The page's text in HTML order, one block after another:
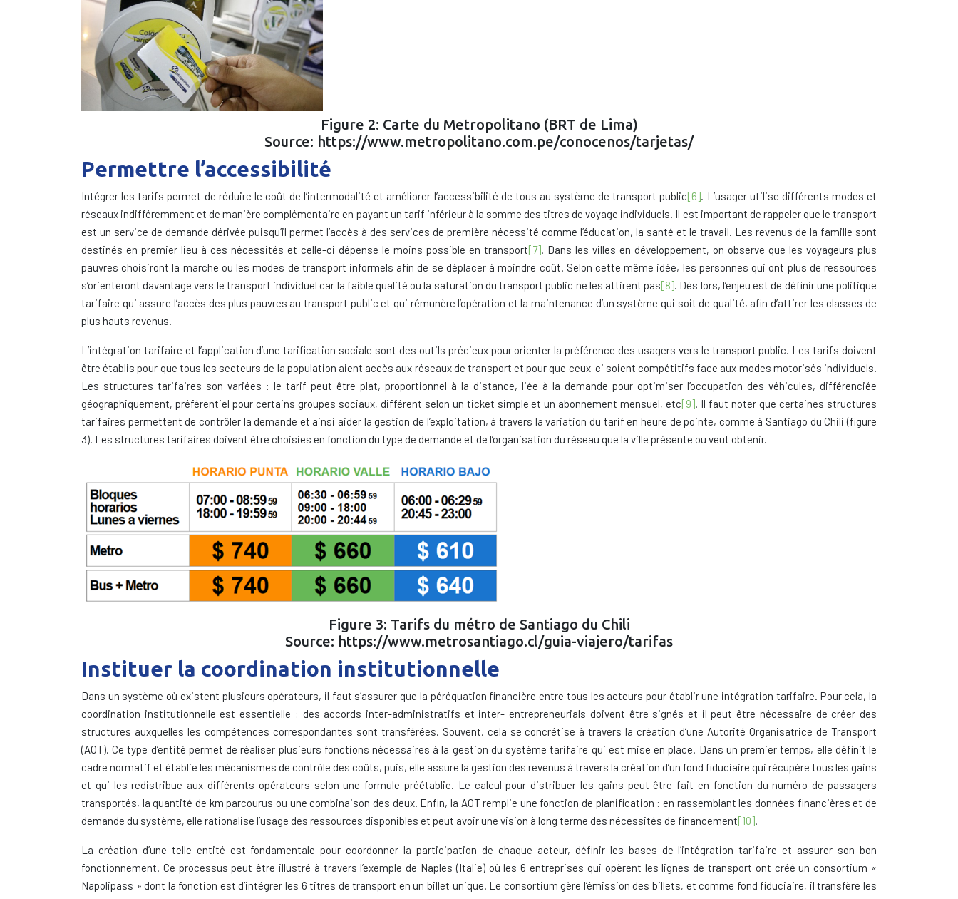
Figure 2: Carte du Metropolitano (BRT de Lima)
Source: https://www.metropolitano.com.pe/conocenos/tarjetas/
Permettre l’accessibilité
Intégrer les tarifs permet de réduire le coût de l’intermodalité et améliorer l’accessibilité de tous au système de transport public[6]. L’usager utilise différents modes et
réseaux indifféremment et de manière complémentaire en payant un tarif inférieur à la somme des titres de voyage individuels. Il est important de rappeler que le transport
est un service de demande dérivée puisqu’il permet l’accès à des services de première nécessité comme l’éducation, la santé et le travail. Les revenus de la famille sont
destinés en premier lieu à ces nécessités et celle-ci dépense le moins possible en transport[7]. Dans les villes en développement, on observe que les voyageurs plus
pauvres choisiront la marche ou les modes de transport informels afin de se déplacer à moindre coût. Selon cette même idée, les personnes qui ont plus de ressources
s’orienteront davantage vers le transport individuel car la faible qualité ou la saturation du transport public ne les attirent pas[8]. Dès lors, l’enjeu est de définir une politique
tarifaire qui assure l’accès des plus pauvres au transport public et qui rémunère l’opération et la maintenance d’un système qui soit de qualité, afin d’attirer les classes de
plus hauts revenus.
L’intégration tarifaire et l’application d’une tarification sociale sont des outils précieux pour orienter la préférence des usagers vers le transport public. Les tarifs doivent
être établis pour que tous les secteurs de la population aient accès aux réseaux de transport et pour que ceux-ci soient compétitifs face aux modes motorisés individuels.
Les structures tarifaires son variées : le tarif peut être plat, proportionnel à la distance, liée à la demande pour optimiser l’occupation des véhicules, différenciée
géographiquement, préférentiel pour certains groupes sociaux, différent selon un ticket simple et un abonnement mensuel, etc[9]. Il faut noter que certaines structures
tarifaires permettent de contrôler la demande et ainsi aider la gestion de l’exploitation, à travers la variation du tarif en heure de pointe, comme à Santiago du Chili (figure
3). Les structures tarifaires doivent être choisies en fonction du type de demande et de l’organisation du réseau que la ville présente ou veut obtenir.
Figure 3: Tarifs du métro de Santiago du Chili
Source: https://www.metrosantiago.cl/guia-viajero/tarifas
Instituer la coordination institutionnelle
Dans un système où existent plusieurs opérateurs, il faut s’assurer que la péréquation financière entre tous les acteurs pour établir une intégration tarifaire. Pour cela, la
coordination institutionnelle est essentielle : des accords inter-administratifs et inter- entrepreneurials doivent être signés et il peut être nécessaire de créer des
structures auxquelles les compétences correspondantes sont transférées. Souvent, cela se concrétise à travers la création d’une Autorité Organisatrice de Transport
(AOT). Ce type d’entité permet de réaliser plusieurs fonctions nécessaires à la gestion du système tarifaire qui est mise en place. Dans un premier temps, elle définit le
cadre normatif et établie les mécanismes de contrôle des coûts, puis, elle assure la gestion des revenus à travers la création d’un fond fiduciaire qui récupère tous les gains
et qui les redistribue aux différents opérateurs selon une formule préétablie. Le calcul pour distribuer les gains peut être fait en fonction du numéro de passagers
transportés, la quantité de km parcourus ou une combinaison des deux. Enfin, la AOT remplie une fonction de planification : en rassemblant les données financières et de
demande du système, elle rationalise l’usage des ressources disponibles et peut avoir une vision à long terme des nécessités de financement[10].
La création d’une telle entité est fondamentale pour coordonner la participation de chaque acteur, définir les bases de l’intégration tarifaire et assurer son bon
fonctionnement. Ce processus peut être illustré à travers l’exemple de Naples (Italie) où les 6 entreprises qui opèrent les lignes de transport ont créé un consortium «
Napolipass » dont la fonction est d’intégrer les 6 titres de transport en un billet unique. Le consortium gère l’émission des billets, et comme fond fiduciaire, il transfère les